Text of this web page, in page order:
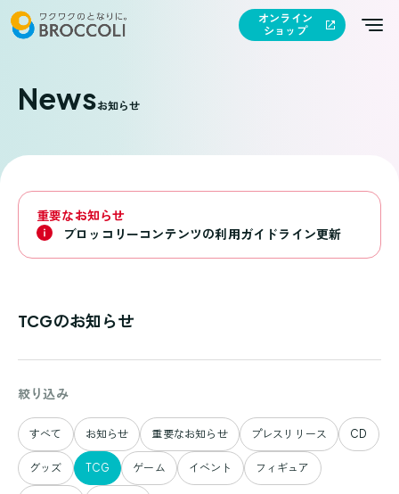
オンライン
ショップ
Newsお知らせ
重要なお知らせ
ブロッコリーコンテンツの利用ガイドライン更新
TCGのお知らせ
絞り込み
すべて お知らせ 重要なお知らせ プレスリリース CD
グッズ TCG ゲーム イベント フィギュア